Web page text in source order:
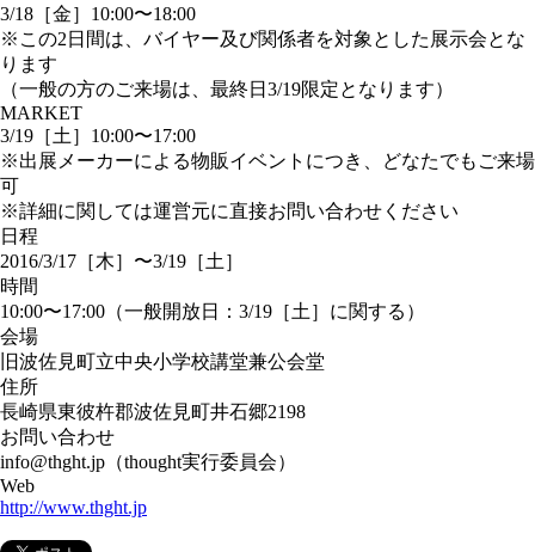
3/18［金］10:00〜18:00
※この2日間は、バイヤー及び関係者を対象とした展示会とな
ります
（一般の方のご来場は、最終日3/19限定となります）
MARKET
3/19［土］10:00〜17:00
※出展メーカーによる物販イベントにつき、どなたでもご来場
可
※詳細に関しては運営元に直接お問い合わせください
日程
2016/3/17［木］〜3/19［土］
時間
10:00〜17:00（一般開放日：3/19［土］に関する）
会場
旧波佐見町立中央小学校講堂兼公会堂
住所
長崎県東彼杵郡波佐見町井石郷2198
お問い合わせ
info@thght.jp（thought実行委員会）
Web
http://www.thght.jp